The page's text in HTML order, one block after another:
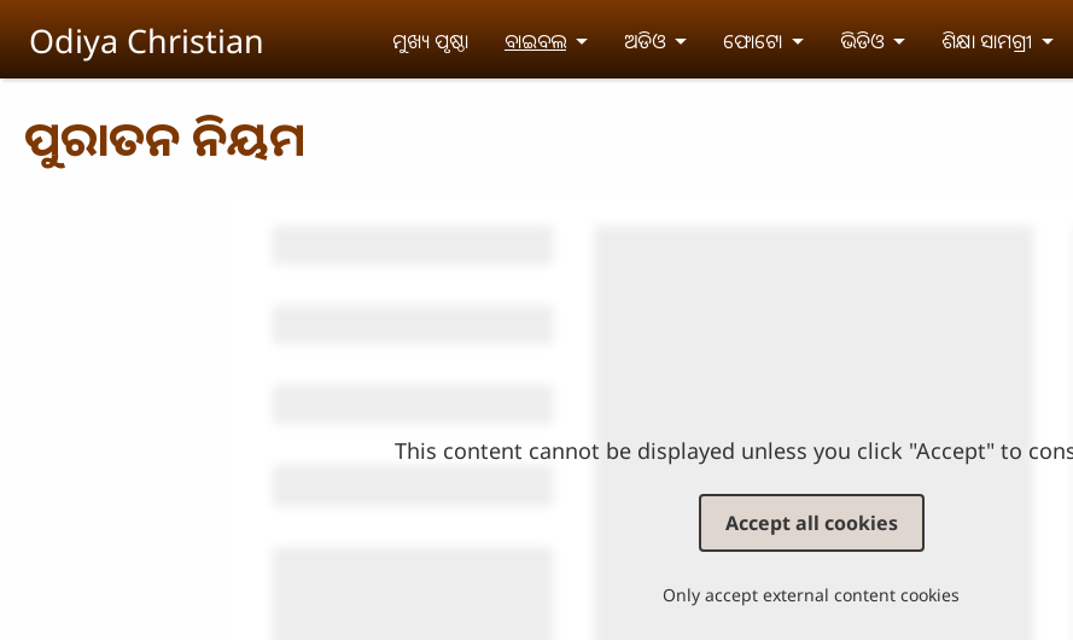
Odiya Christian ମୁଖ୍ୟ ପୃଷ୍ଠା ବାଇବଲ ଅଡିଓ ଫୋଟୋ ଭିଡିଓ ଶିକ୍ଷା ସାମଗ୍ରୀ
ପୁରାତନ ନିୟମ
This content cannot be displayed unless you click "Accept" to
Accept all cookies
Only accept external content cookies